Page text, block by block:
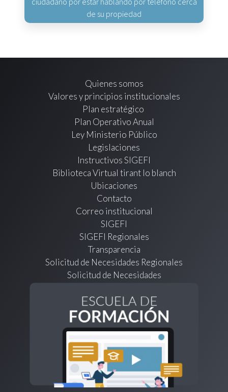
de su propiedad
Quienes somos
Valores y principios institucionales
Plan estratégico
Plan Operativo Anual
Ley Ministerio Público
Legislaciones
Instructivos SIGEFI
Biblioteca Virtual tirant lo blanch
Ubicaciones
Contacto
Correo institucional
SIGEFI
SIGEFI Regionales
Transparencia
Solicitud de Necesidades Regionales
Solicitud de Necesidades